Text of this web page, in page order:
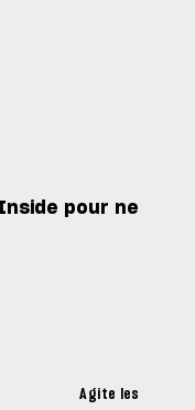
pour ne
Agite les